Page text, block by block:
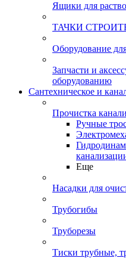
Ящики для
ТАЧКИ
Оборудование
Запчасти и
оборудованию
Сантехническое и
Прочистка
Ручные
Еще
Насадки для
Трубогибы
Труборезы
Тиски трубные,